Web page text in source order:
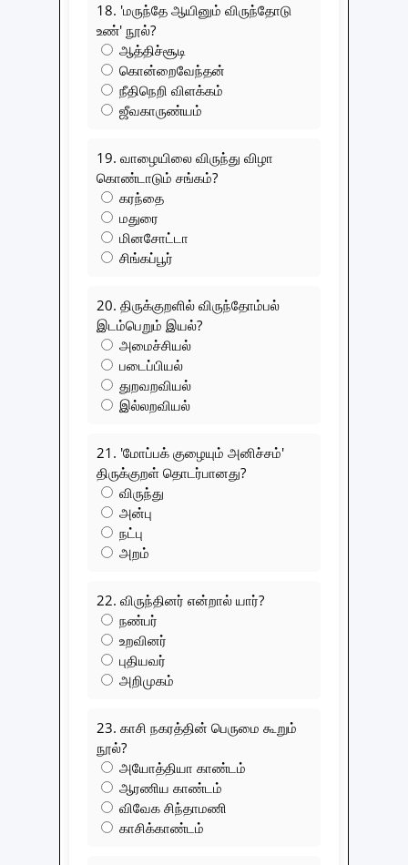
18. 'மருந்தே ஆயினும் விருந்தோடு
உண்' நூல்?
ஆத்திச்சூடி
கொன்றைவேந்தன்
நீதிநெறி விளக்கம்
ஜீவகாருண்யம்
19. வாழையிலை விருந்து விழா
கொண்டாடும் சங்கம்?
கரந்தை
மதுரை
மினசோட்டா
சிங்கப்பூர்
20. திருக்குறளில் விருந்தோம்பல்
இடம்பெறும் இயல்?
அமைச்சியல்
படைப்பியல்
துறவறவியல்
இல்லறவியல்
21. 'மோப்பக் குழையும் அனிச்சம்'
திருக்குறள் தொடர்பானது?
விருந்து
அன்பு
நட்பு
அறம்
22. விருந்தினர் என்றால் யார்?
நண்பர்
உறவினர்
புதியவர்
அறிமுகம்
23. காசி நகரத்தின் பெருமை கூறும்
நூல்?
அயோத்தியா காண்டம்
ஆரணிய காண்டம்
விவேக சிந்தாமணி
காசிக்காண்டம்